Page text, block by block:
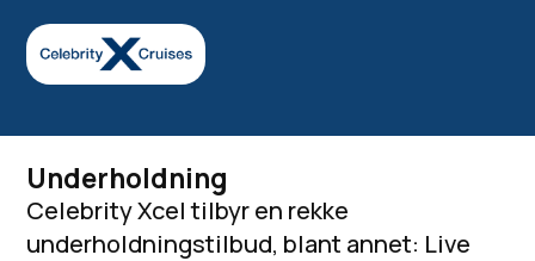
Underholdning
Celebrity Xcel tilbyr en rekke
underholdningstilbud, blant annet: Live